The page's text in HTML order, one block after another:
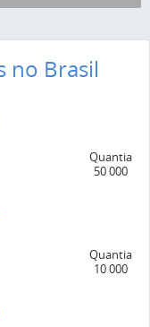
no Brasil
Quantia
50 000
Quantia
10 000